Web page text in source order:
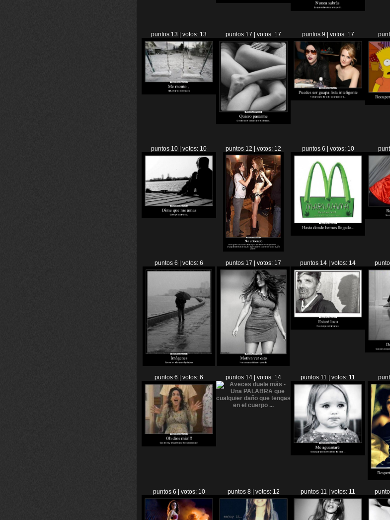
puntos 13 | votos: 13 puntos 17 | votos: 17 puntos 9 | votos: 17
puntos 10 | votos: 10 puntos 12 | votos: 12 puntos 6 | votos: 10
puntos 6 | votos: 6 puntos 17 | votos: 17 puntos 14 | votos: 14
puntos 6 | votos: 6 puntos 14 | votos: 14 puntos 11 | votos: 11
puntos 6 | votos: 10 puntos 8 | votos: 12 puntos 11 | votos: 11